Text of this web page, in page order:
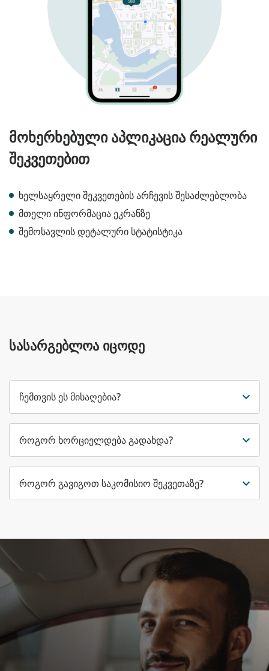
მოხერხებული აპლიკაცია რეალური
შეკვეთებით
ხელსაყრელი შეკვეთების არჩევის შესაძლებლობა
მთელი ინფორმაცია ეკრანზე
შემოსავლის დეტალური სტატისტიკა
სასარგებლოა იცოდე
ჩემთვის ეს მისაღებია?
როგორ ხორციელდება გადახდა?
როგორ გავიგოთ საკომისიო შეკვეთაზე?